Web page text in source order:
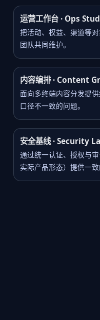
运营工作台 · Ops
把活动、权益、渠道等
团队共同维护。
内容编排 · Content
面向多终端内容分发提
口径不一致的问题。
安全基线 · Security
通过统一认证、授权与
实际产品形态）提供一致